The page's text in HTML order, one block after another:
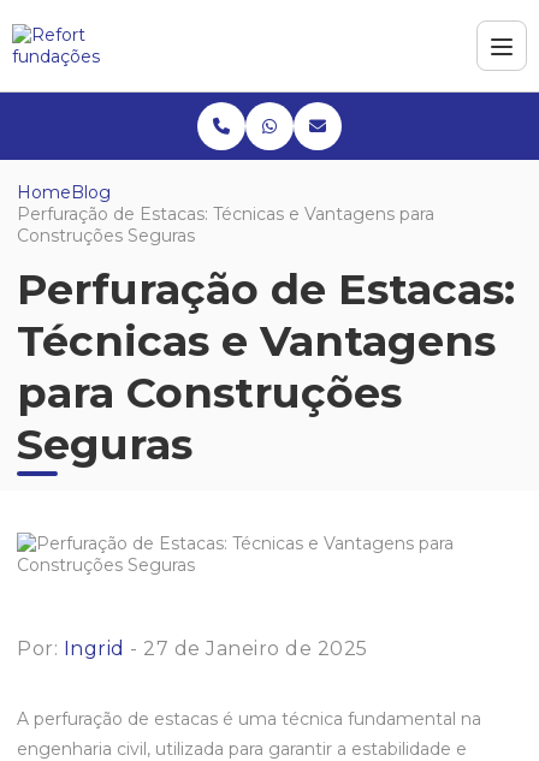
HomeBlog
Perfuração de Estacas: Técnicas e Vantagens para
Construções Seguras
Perfuração de Estacas:
Técnicas e Vantagens
para Construções
Seguras
Por: Ingrid - 27 de Janeiro de 2025
A perfuração de estacas é uma técnica fundamental na
engenharia civil, utilizada para garantir a estabilidade e